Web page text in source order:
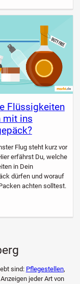
Flüssigkeiten
mit ins
Flug steht kurz vor
erfährst Du, welche
in Dein
dürfen und worauf
achten solltest.
sind: Pflegestellen,
jeder Art von